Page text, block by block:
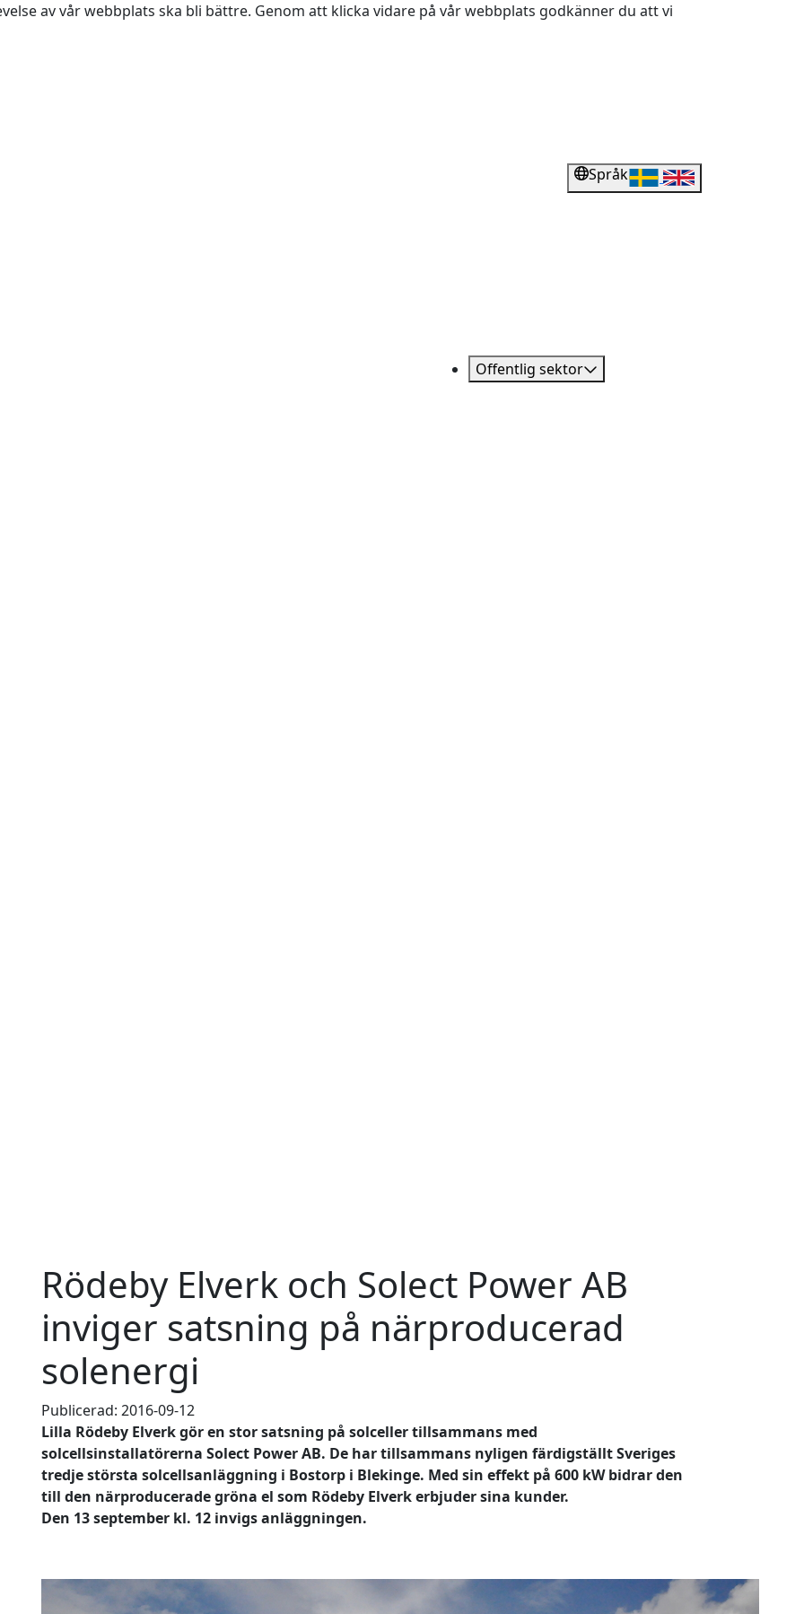
av vår webbplats ska bli bättre. Genom att klicka vidare på vår webbplats godkänner du att vi
Språk
Offentlig sektor
Rödeby Elverk och Solect Power AB
inviger satsning på närproducerad
solenergi
Publicerad: 2016-09-12
Lilla Rödeby Elverk gör en stor satsning på solceller tillsammans med
solcellsinstallatörerna Solect Power AB. De har tillsammans nyligen färdigställt Sveriges
tredje största solcellsanläggning i Bostorp i Blekinge. Med sin effekt på 600 kW bidrar den
till den närproducerade gröna el som Rödeby Elverk erbjuder sina kunder.
Den 13 september kl. 12 invigs anläggningen.